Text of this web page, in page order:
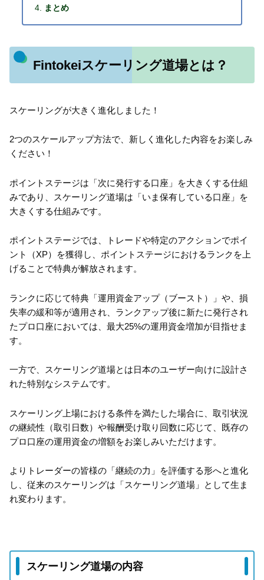
まとめ
Fintokeiスケーリング道場とは？
スケーリングが大きく進化しました！
2つのスケールアップ方法で、新しく進化した内容をお楽しみ
ください！
ポイントステージは「次に発行する口座」を大きくする仕組
みであり、スケーリング道場は「いま保有している口座」を
大きくする仕組みです。
ポイントステージでは、トレードや特定のアクションでポイ
ント（XP）を獲得し、ポイントステージにおけるランクを上
げることで特典が解放されます。
ランクに応じて特典「運用資金アップ（ブースト）」や、損
失率の緩和等が適用され、ランクアップ後に新たに発行され
たプロ口座においては、最大25%の運用資金増加が目指せま
す。
一方で、スケーリング道場とは日本のユーザー向けに設計さ
れた特別なシステムです。
スケーリング上場における条件を満たした場合に、取引状況
の継続性（取引日数）や報酬受け取り回数に応じて、既存の
プロ口座の運用資金の増額をお楽しみいただけます。
よりトレーダーの皆様の「継続の力」を評価する形へと進化
し、従来のスケーリングは「スケーリング道場」として生ま
れ変わります。
スケーリング道場の内容